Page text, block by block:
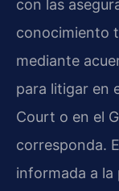
con las
conocimiento
mediante
para litigar en
Court o en el
corresponda.
informada a la